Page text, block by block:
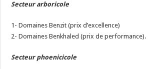
Secteur arboricole
1- Domaines Benzit (prix d’excellence)
2- Domaines Benkhaled (prix de performance).
Secteur phoenicicole